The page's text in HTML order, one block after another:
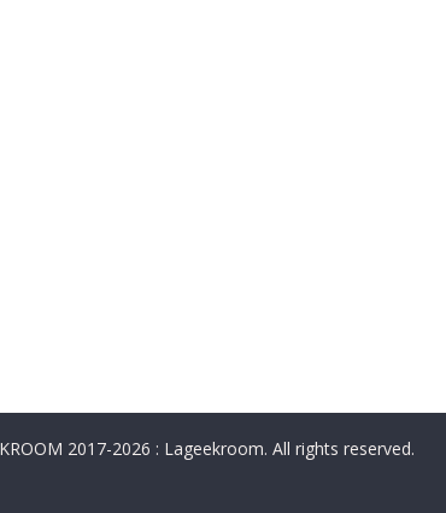
2017-2026 : Lageekroom. All rights reserved.